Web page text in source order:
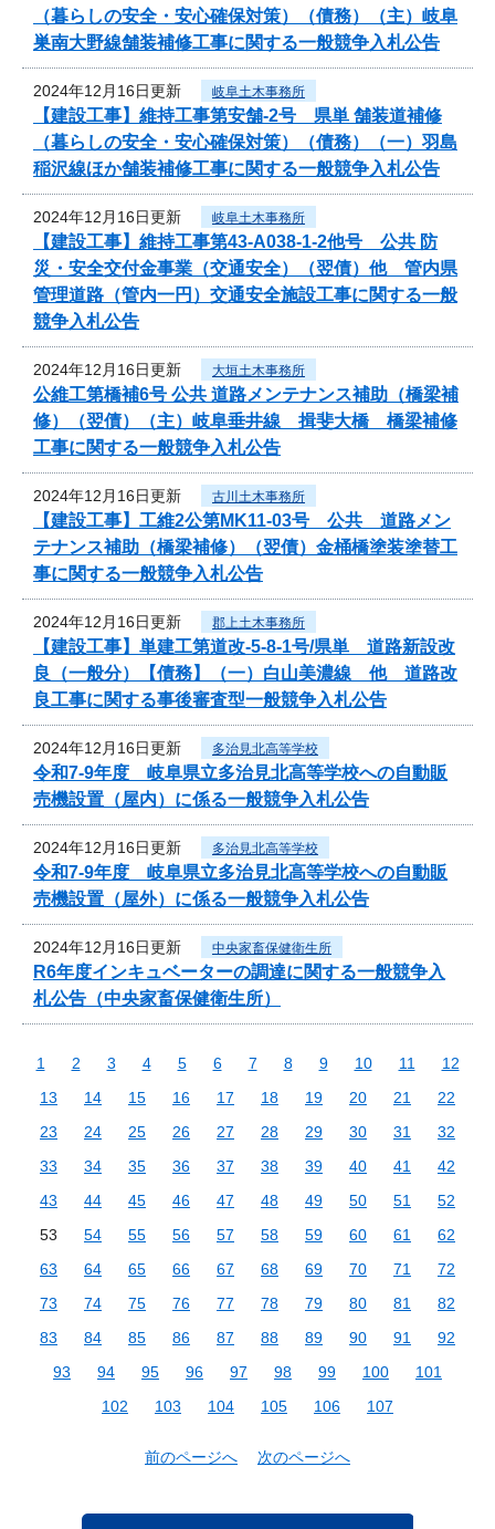
（暮らしの安全・安心確保対策）（債務）（主）岐阜
巣南大野線舗装補修工事に関する一般競争入札公告
2024年12月16日更新 岐阜土木事務所
【建設工事】維持工事第安舗-2号 県単 舗装道補修
（暮らしの安全・安心確保対策）（債務）（一）羽島
稲沢線ほか舗装補修工事に関する一般競争入札公告
2024年12月16日更新 岐阜土木事務所
【建設工事】維持工事第43-A038-1-2他号 公共 防
災・安全交付金事業（交通安全）（翌債）他 管内県
管理道路（管内一円）交通安全施設工事に関する一般
競争入札公告
2024年12月16日更新 大垣土木事務所
公維工第橋補6号 公共 道路メンテナンス補助（橋梁補
修）（翌債）（主）岐阜垂井線 揖斐大橋 橋梁補修
工事に関する一般競争入札公告
2024年12月16日更新 古川土木事務所
【建設工事】工維2公第MK11-03号 公共 道路メン
テナンス補助（橋梁補修）（翌債）金桶橋塗装塗替工
事に関する一般競争入札公告
2024年12月16日更新 郡上土木事務所
【建設工事】単建工第道改-5-8-1号/県単 道路新設改
良（一般分）【債務】（一）白山美濃線 他 道路改
良工事に関する事後審査型一般競争入札公告
2024年12月16日更新 多治見北高等学校
令和7‐9年度 岐阜県立多治見北高等学校への自動販
売機設置（屋内）に係る一般競争入札公告
2024年12月16日更新 多治見北高等学校
令和7‐9年度 岐阜県立多治見北高等学校への自動販
売機設置（屋外）に係る一般競争入札公告
2024年12月16日更新 中央家畜保健衛生所
R6年度インキュベーターの調達に関する一般競争入
札公告（中央家畜保健衛生所）
1 2 3 4 5 6 7 8 9 10 11
12
13
14 15 16 17 18 19 20 21
22
23
24 25 26 27 28 29 30 31
32
33
34 35 36 37 38 39 40 41
42
43
44 45 46 47 48 49 50 51
52
53
54 55 56 57 58 59 60 61
62
63
64 65 66 67 68 69 70 71
72
73
74 75 76 77 78 79 80 81
82
83
84 85 86 87 88 89 90 91
92
93
94 95 96 97 98 99 100
101
102
103 104 105 106 107
前のページへ 次のページへ